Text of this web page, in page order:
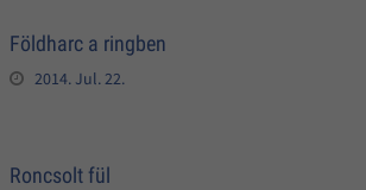
Földharc a ringben
2014. Jul. 22.
Roncsolt fül